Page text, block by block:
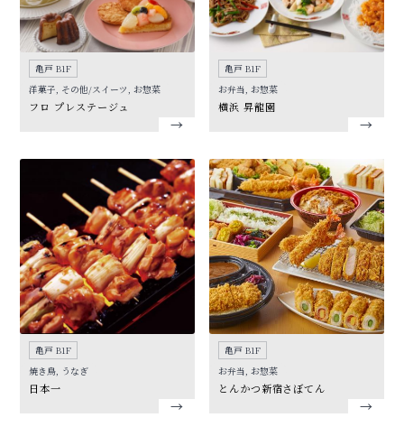
亀戸 B1F
洋菓子, その他/スイーツ, お惣菜
フロ プレステージュ
亀戸 B1F
お弁当, お惣菜
横浜 昇龍園
亀戸 B1F
焼き鳥, うなぎ
日本一
亀戸 B1F
お弁当, お惣菜
とんかつ新宿さぼてん